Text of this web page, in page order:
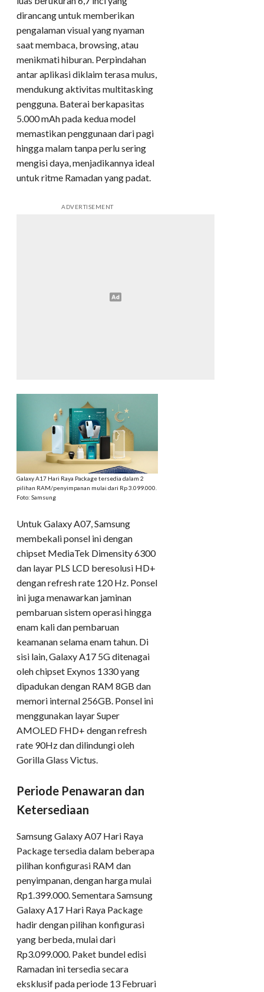
dirancang untuk memberikan
pengalaman visual yang nyaman
saat membaca, browsing, atau
menikmati hiburan. Perpindahan
antar aplikasi diklaim terasa mulus,
mendukung aktivitas multitasking
pengguna. Baterai berkapasitas
5.000 mAh pada kedua model
memastikan penggunaan dari pagi
hingga malam tanpa perlu sering
mengisi daya, menjadikannya ideal
untuk ritme Ramadan yang padat.
ADVERTISEMENT
Galaxy A17 Hari Raya Package tersedia dalam 2
pilihan RAM/penyimpanan mulai dari Rp 3.099.000.
Foto: Samsung
Untuk Galaxy A07, Samsung
membekali ponsel ini dengan
chipset MediaTek Dimensity 6300
dan layar PLS LCD beresolusi HD+
dengan refresh rate 120 Hz. Ponsel
ini juga menawarkan jaminan
pembaruan sistem operasi hingga
enam kali dan pembaruan
keamanan selama enam tahun. Di
sisi lain, Galaxy A17 5G ditenagai
oleh chipset Exynos 1330 yang
dipadukan dengan RAM 8GB dan
memori internal 256GB. Ponsel ini
menggunakan layar Super
AMOLED FHD+ dengan refresh
rate 90Hz dan dilindungi oleh
Gorilla Glass Victus.
Periode Penawaran dan
Ketersediaan
Samsung Galaxy A07 Hari Raya
Package tersedia dalam beberapa
pilihan konfigurasi RAM dan
penyimpanan, dengan harga mulai
Rp1.399.000. Sementara Samsung
Galaxy A17 Hari Raya Package
hadir dengan pilihan konfigurasi
yang berbeda, mulai dari
Rp3.099.000. Paket bundel edisi
Ramadan ini tersedia secara
eksklusif pada periode 13 Februari